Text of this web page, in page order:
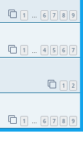
1 … 6 7 8 9
1 4 5 6 7
1 2
1 … 6 7 8 9